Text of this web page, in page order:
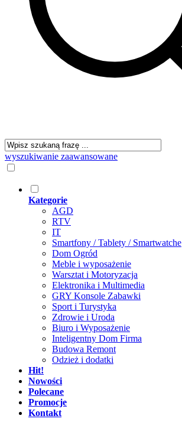
wyszukiwanie zaawansowane
Kategorie
AGD
RTV
IT
Smartfony / Tablety / Smartwatche
Dom Ogród
Meble i wyposażenie
Warsztat i Motoryzacja
Elektronika i Multimedia
GRY Konsole Zabawki
Sport i Turystyka
Zdrowie i Uroda
Biuro i Wyposażenie
Inteligentny Dom Firma
Budowa Remont
Odzież i dodatki
Hit!
Nowości
Polecane
Promocje
Kontakt